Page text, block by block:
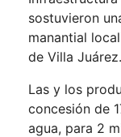
sostuvieron
manantial
de Villa Juárez.
Las y los
concesión de
agua, para 2